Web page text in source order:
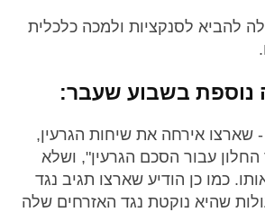
להביא לסנקציות ולמכה כלכלית
נוספת בשבוע שעבר:
שארצו אירחה את שיחות הגרעין,
החלון עבור הסכם הגרעין", ושלא
כמו כן הודיע שארצו תגיב נגד
שהיא נוקטת נגד האזרחים שלה